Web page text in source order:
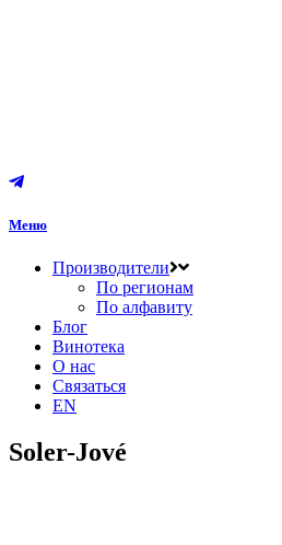
Меню
Производители
По регионам
По алфавиту
Блог
Винотека
О нас
Связаться
EN
Soler-Jové